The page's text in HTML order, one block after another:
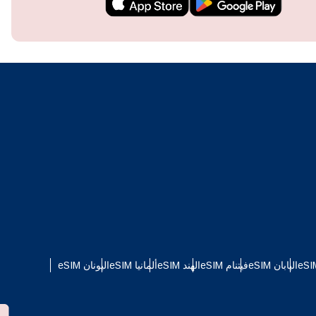
اليابان eSIM فيتنام eSIM الهند eSIM ألمانيا eSIM
اليونان eSIM